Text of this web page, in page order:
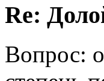
Re:
Вопрос: